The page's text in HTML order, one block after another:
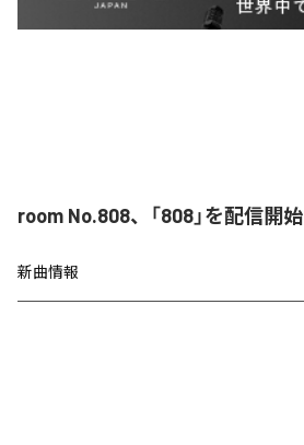
room No.808、「808」を配信開始
新曲情報